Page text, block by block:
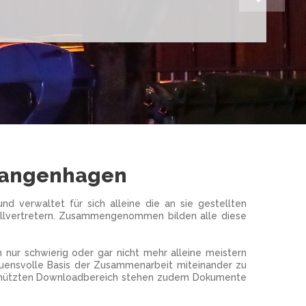
verwaltet für sich alleine die an sie gestellten
Zusammengenommen bilden alle diese
schwierig oder gar nicht mehr alleine meistern
Basis der Zusammenarbeit miteinander zu
Downloadbereich stehen zudem Dokumente